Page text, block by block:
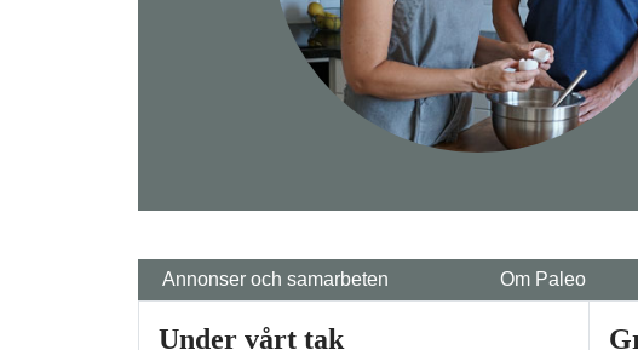
Annonser och samarbeten Om Paleo
Under vårt tak